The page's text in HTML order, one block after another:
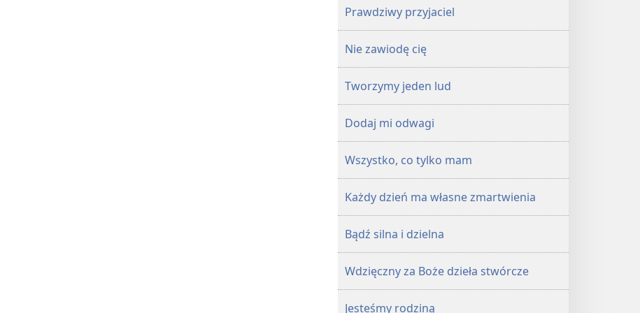
Prawdziwy przyjaciel
Nie zawiodę cię
Tworzymy jeden lud
Dodaj mi odwagi
Wszystko, co tylko mam
Każdy dzień ma własne zmartwienia
Bądź silna i dzielna
Wdzięczny za Boże dzieła stwórcze
Jesteśmy rodziną